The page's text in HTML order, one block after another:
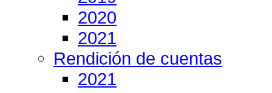
2020
2021
Rendición de cuentas
2021